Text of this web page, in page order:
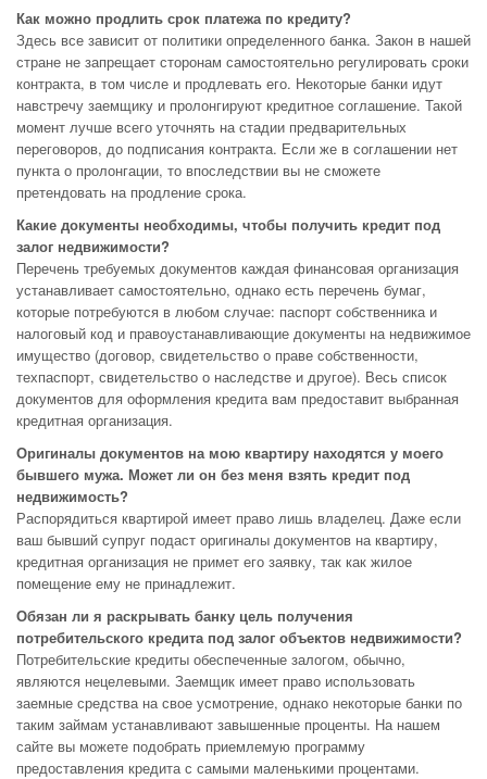
Как можно продлить срок платежа по кредиту?
Здесь все зависит от политики определенного банка. Закон в нашей
стране не запрещает сторонам самостоятельно регулировать сроки
контракта, в том числе и продлевать его. Некоторые банки идут
навстречу заемщику и пролонгируют кредитное соглашение. Такой
момент лучше всего уточнять на стадии предварительных
переговоров, до подписания контракта. Если же в соглашении нет
пункта о пролонгации, то впоследствии вы не сможете
претендовать на продление срока.
Какие документы необходимы, чтобы получить кредит под
залог недвижимости?
Перечень требуемых документов каждая финансовая организация
устанавливает самостоятельно, однако есть перечень бумаг,
которые потребуются в любом случае: паспорт собственника и
налоговый код и правоустанавливающие документы на недвижимое
имущество (договор, свидетельство о праве собственности,
техпаспорт, свидетельство о наследстве и другое). Весь список
документов для оформления кредита вам предоставит выбранная
кредитная организация.
Оригиналы документов на мою квартиру находятся у моего
бывшего мужа. Может ли он без меня взять кредит под
недвижимость?
Распорядиться квартирой имеет право лишь владелец. Даже если
ваш бывший супруг подаст оригиналы документов на квартиру,
кредитная организация не примет его заявку, так как жилое
помещение ему не принадлежит.
Обязан ли я раскрывать банку цель получения
потребительского кредита под залог объектов недвижимости?
Потребительские кредиты обеспеченные залогом, обычно,
являются нецелевыми. Заемщик имеет право использовать
заемные средства на свое усмотрение, однако некоторые банки по
таким займам устанавливают завышенные проценты. На нашем
сайте вы можете подобрать приемлемую программу
предоставления кредита с самыми маленькими процентами.